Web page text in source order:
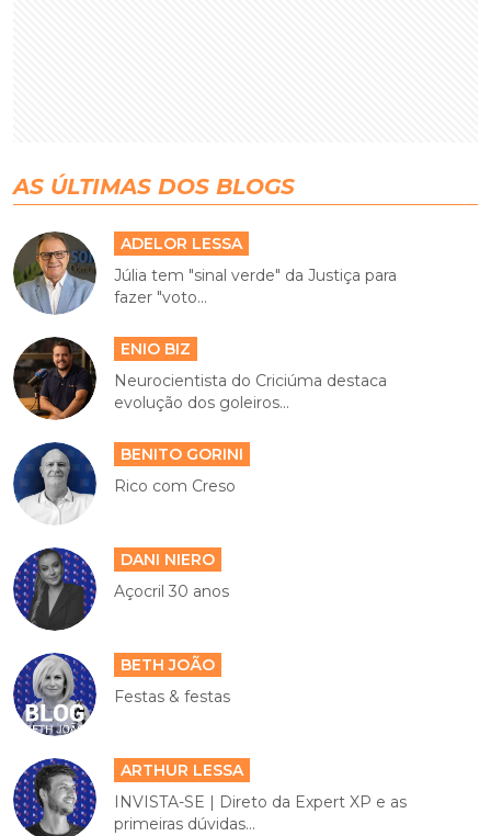
AS ÚLTIMAS DOS BLOGS
ADELOR LESSA
Júlia tem "sinal verde" da Justiça para
fazer "voto...
ENIO BIZ
Neurocientista do Criciúma destaca
evolução dos goleiros...
BENITO GORINI
Rico com Creso
DANI NIERO
Açocril 30 anos
BETH JOÃO
Festas & festas
ARTHUR LESSA
INVISTA-SE | Direto da Expert XP e as
primeiras dúvidas...